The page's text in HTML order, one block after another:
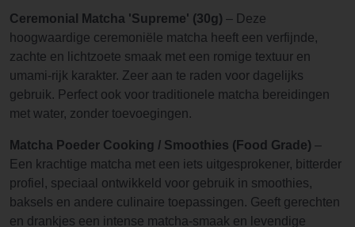
Ceremonial Matcha 'Supreme' (30g) – Deze
hoogwaardige ceremoniële matcha heeft een verfijnde,
zachte en lichtzoete smaak met een romige textuur en
umami-rijk karakter. Zeer aan te raden voor dagelijks
gebruik. Perfect ook voor traditionele matcha bereidingen
met water, zonder toevoegingen.
Matcha Poeder Cooking / Smoothies (Food Grade) –
Een krachtige matcha met een iets uitgesprokener, bitterder
profiel, speciaal ontwikkeld voor gebruik in smoothies,
baksels en andere culinaire toepassingen. Geeft gerechten
en drankjes een intense matcha-smaak en levendige